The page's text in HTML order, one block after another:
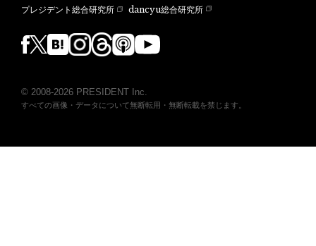
プレジデント総合研究所 dancyu総合研究所
© 2008-2026 PRESIDENT Inc.
すべての画像・データについて無断転用・無断転載を禁じます。